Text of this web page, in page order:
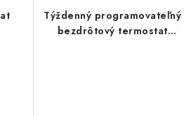
Týždenný programovateľný
bezdrôtový termostat